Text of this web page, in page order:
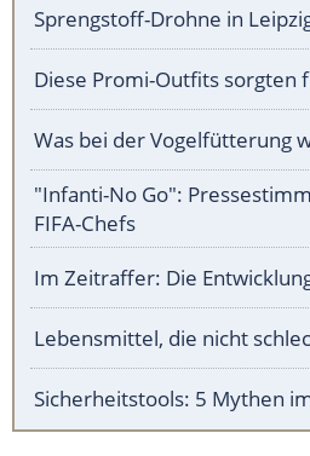
Sprengstoff-Drohne in
Diese Promi-Outfits sorgten
Was bei der Vogelfütterung
"Infanti-No Go":
FIFA-Chefs
Im Zeitraffer: Die
Lebensmittel, die nicht
Sicherheitstools: 5 Mythen